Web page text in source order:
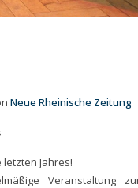
Neue Rheinische Zeitung
Jahres!
Veranstaltung